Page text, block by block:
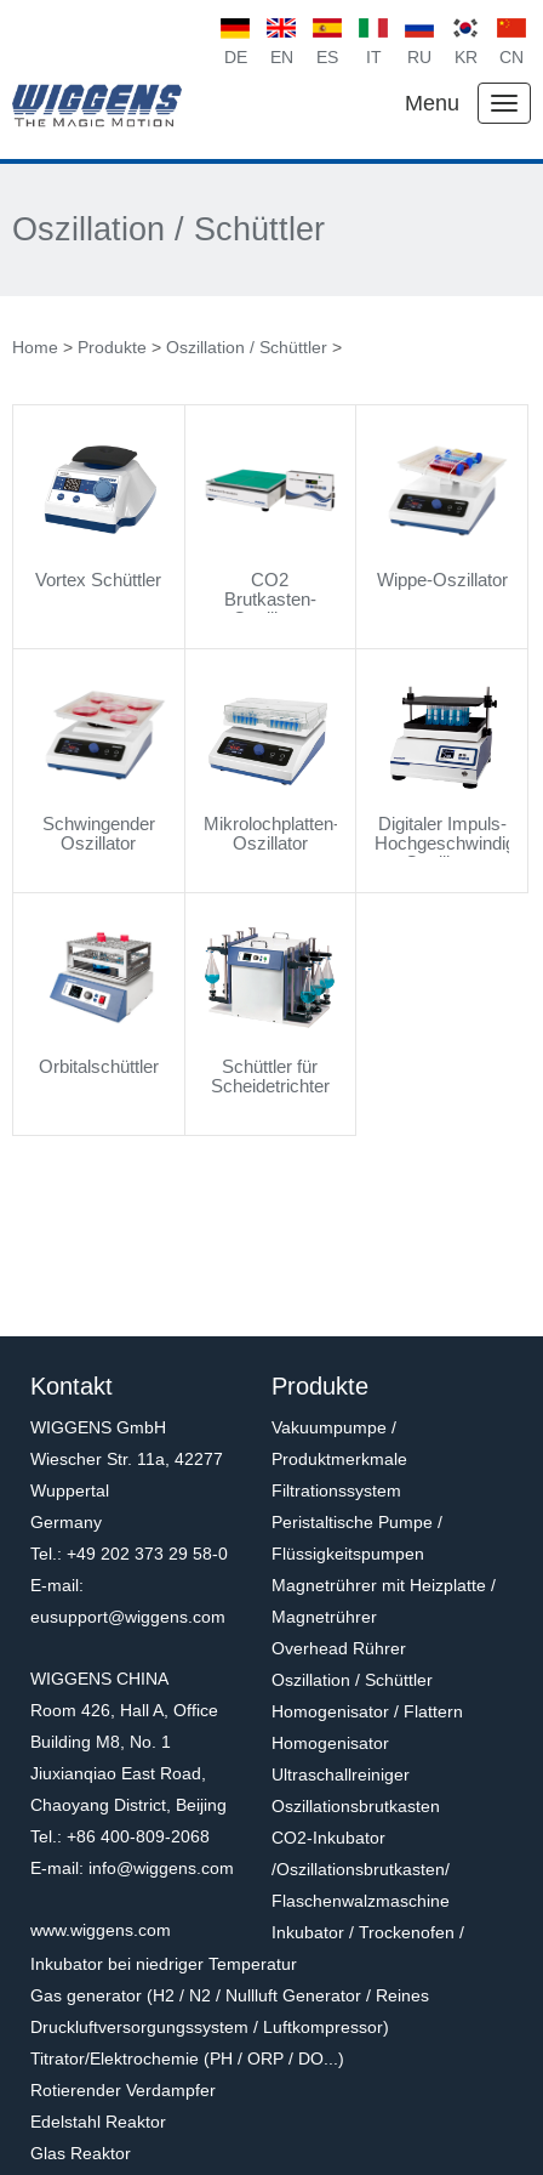
DE EN ES IT RU KR CN
Menu
Oszillation / Schüttler
Home > Produkte > Oszillation / Schüttler >
Vortex Schüttler
CO2
Brutkasten-
Oszillator
Wippe-Oszillator
Schwingender
Oszillator
Mikrolochplatten-
Oszillator
Digitaler Impuls-
Oszillator
Orbitalschüttler
Schüttler für
Scheidetrichter
Kontakt
WIGGENS GmbH
Wiescher Str. 11a, 42277
Wuppertal
Germany
Tel.: +49 202 373 29 58-0
E-mail:
eusupport@wiggens.com
WIGGENS CHINA
Room 426, Hall A, Office
Building M8, No. 1
Jiuxianqiao East Road,
Chaoyang District, Beijing
Tel.: +86 400-809-2068
E-mail: info@wiggens.com
www.wiggens.com
Produkte
Vakuumpumpe /
Produktmerkmale
Filtrationssystem
Peristaltische Pumpe /
Flüssigkeitspumpen
Magnetrührer mit Heizplatte /
Magnetrührer
Overhead Rührer
Oszillation / Schüttler
Homogenisator / Flattern
Homogenisator
Ultraschallreiniger
Oszillationsbrutkasten
CO2-Inkubator
/Oszillationsbrutkasten/
Flaschenwalzmaschine
Inkubator / Trockenofen /
Inkubator bei niedriger Temperatur
Gas generator (H2 / N2 / Nullluft Generator / Reines
Druckluftversorgungssystem / Luftkompressor)
Titrator/Elektrochemie (PH / ORP / DO...)
Rotierender Verdampfer
Edelstahl Reaktor
Glas Reaktor